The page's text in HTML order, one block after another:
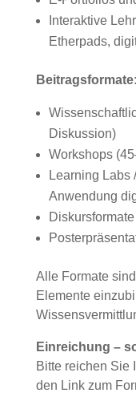
Interaktive
Etherpads,
Beitragsformate:
Diskussion)
Workshops
Learning Labs
Anwendung
Alle Formate
Elemente
Einreichung –
Bitte reichen Sie
den Link zum